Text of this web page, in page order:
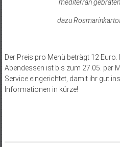
mediterran
dazu
Der Preis pro Menü beträgt 12
Abendessen ist bis zum 27.05. per
Service eingerichtet, damit ihr gut
Informationen in kürze!